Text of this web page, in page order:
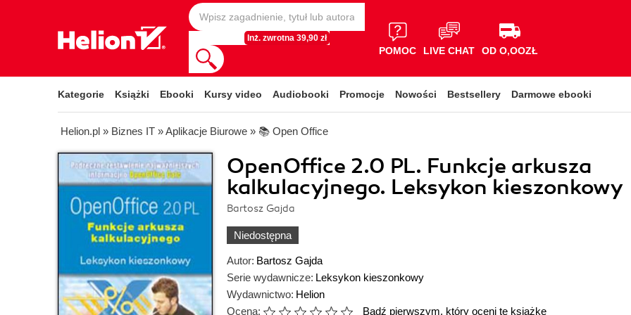
Inż. zwrotna 39,90 zł
POMOC LIVE CHAT OD O,OOZŁ
Kategorie Książki Ebooki Kursy video Audiobooki Promocje Nowości Bestsellery Darmowe ebooki
Helion.pl » Biznes IT »Aplikacje Biurowe » 📚 Open Office
OpenOffice 2.0 PL. Funkcje arkusza
kalkulacyjnego. Leksykon kieszonkowy
Bartosz Gajda
Niedostępna
Autor: Bartosz Gajda
Serie wydawnicze: Leksykon kieszonkowy
Wydawnictwo: Helion
Ocena:
Bądź pierwszym, który oceni tę książkę